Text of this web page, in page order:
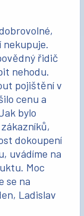
nekupuje.
řidič
nehodu.
pojištění v
cenu a
bylo
dokoupení
uvádíme na
Moc
se na
Ladislav